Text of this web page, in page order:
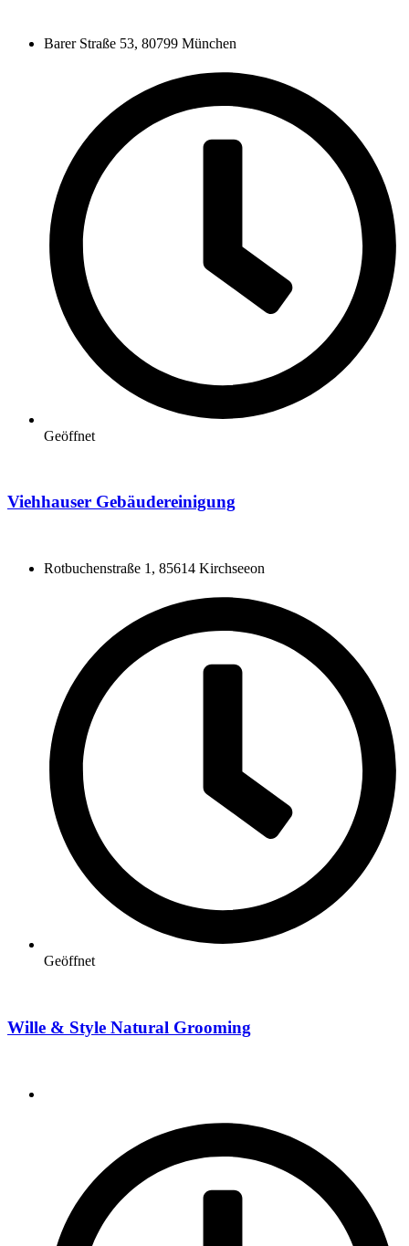
Barer Straße 53, 80799 München
Geöffnet
Viehhauser Gebäudereinigung
Rotbuchenstraße 1, 85614 Kirchseeon
Geöffnet
Wille & Style Natural Grooming